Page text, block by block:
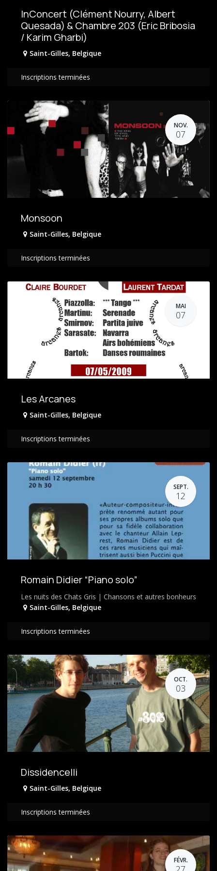
InConcert (Clément Nourry, Albert
Quesada) & Chambre 203 (Eric Bribosia
/ Karim Gharbi)
Saint-Gilles, Belgique
Inscriptions terminées
NOV.
07
Monsoon
Saint-Gilles, Belgique
Inscriptions terminées
MAI
07
Les Arcanes
Saint-Gilles, Belgique
Inscriptions terminées
SEPT.
12
Romain Didier “Piano solo”
Les nuits des Chats Gris | Chansons et autres bonheurs
Saint-Gilles, Belgique
Inscriptions terminées
OCT.
03
Dissidencelli
Saint-Gilles, Belgique
Inscriptions terminées
FÉVR.